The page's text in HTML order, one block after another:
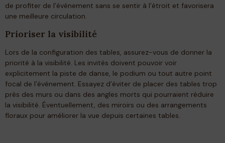
de profiter de l’événement sans se sentir à l’étroit et favorisera
une meilleure circulation.
Prioriser la visibilité
Lors de la configuration des tables, assurez-vous de donner la
priorité à la visibilité. Les invités doivent pouvoir voir
explicitement la piste de danse, le podium ou tout autre point
focal de l’événement. Essayez d’éviter de placer des tables trop
près des murs ou dans des angles morts qui pourraient réduire
la visibilité. Éventuellement, des miroirs ou des arrangements
floraux pour améliorer la vue depuis certaines tables.